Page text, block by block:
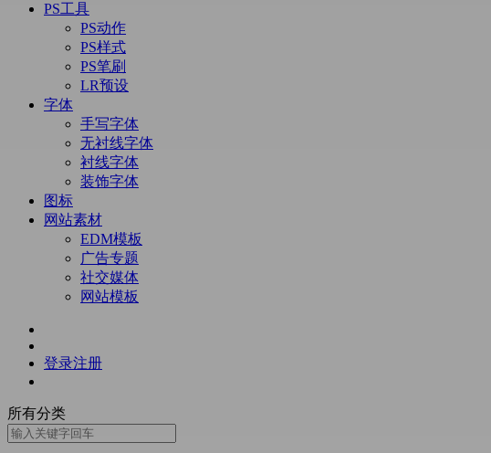
PS工具
PS动作
PS样式
PS笔刷
LR预设
字体
手写字体
无衬线字体
衬线字体
装饰字体
图标
网站素材
EDM模板
广告专题
社交媒体
网站模板
登录注册
所有分类